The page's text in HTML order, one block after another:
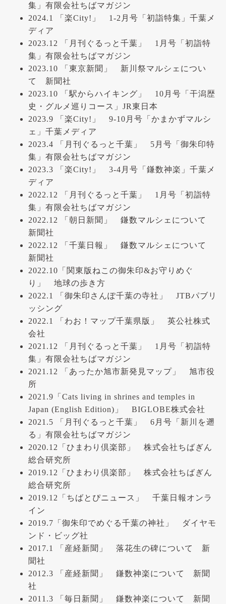
集」有限会社ちばマガジン
2024.1 「楽City!」 1-2月号「初詣特集」千葉メ
ディア
2023.12 「月刊ぐるっと千葉」 1月号「初詣特
集」有限会社ちばマガジン
2023.10 「東京新聞」 新川祭マルシェについ
て 新聞社
2023.10 「駅からハイキング」 10月号「干潟歴
史・グルメ巡りコース」JR東日本
2023.9 「楽City!」 9-10月号「かまかずマルシ
ェ」千葉メディア
2023.4 「月刊ぐるっと千葉」 5月号「御朱印特
集」有限会社ちばマガジン
2023.3 「楽City!」 3-4月号「鎌数神楽」千葉メ
ディア
2022.12 「月刊ぐるっと千葉」 1月号「初詣特
集」有限会社ちばマガジン
2022.12 「朝日新聞」 鎌数マルシェについて
新聞社
2022.12 「千葉日報」 鎌数マルシェについて
新聞社
2022.10「関東版ねこの御朱印&お守りめぐ
り」 地球の歩き方
2022.1 「御朱印さんぽ千葉の寺社」 JTBパブリ
ッシング
2022.1 「わお！マップ千葉県版」 英公社株式
会社
2021.12 「月刊ぐるっと千葉」 1月号「初詣特
集」有限会社ちばマガジン
2021.12 「あったか旭市新発見マップ」 旭市役
所
2021.9「Cats living in shrines and temples in
Japan (English Edition)」 BIGLOBE株式会社
2021.5 「月刊ぐるっと千葉」 6月号「新川を遡
る」有限会社ちばマガジン
2020.12「ひまわり倶楽部」 株式会社ちばぎん
総合研究所
2019.12「ひまわり倶楽部」 株式会社ちばぎん
総合研究所
2019.12「ちばとぴニュース」 千葉日報オンラ
イン
2019.7「御朱印でめぐる千葉の神社」 ダイヤモ
ンド・ビッグ社
2017.1 「産経新聞」 落花生の碑について 新
聞社
2012.3 「産経新聞」 鎌数神楽について 新聞
社
2011.3 「毎日新聞」 鎌数神楽について 新聞